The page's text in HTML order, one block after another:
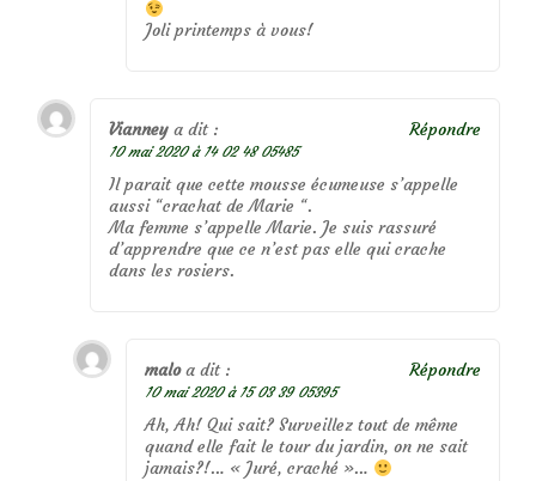
Joli printemps à vous!
Vianney a dit :
10 mai 2020 à 14 02 48 05485
Il parait que cette mousse écumeuse s’appelle
aussi “crachat de Marie “.
Ma femme s’appelle Marie. Je suis rassuré
d’apprendre que ce n’est pas elle qui crache
dans les rosiers.
Répondre
malo a dit :
10 mai 2020 à 15 03 39 05395
Ah, Ah! Qui sait? Surveillez tout de même
quand elle fait le tour du jardin, on ne sait
jamais?!… « Juré, craché »…
Répondre